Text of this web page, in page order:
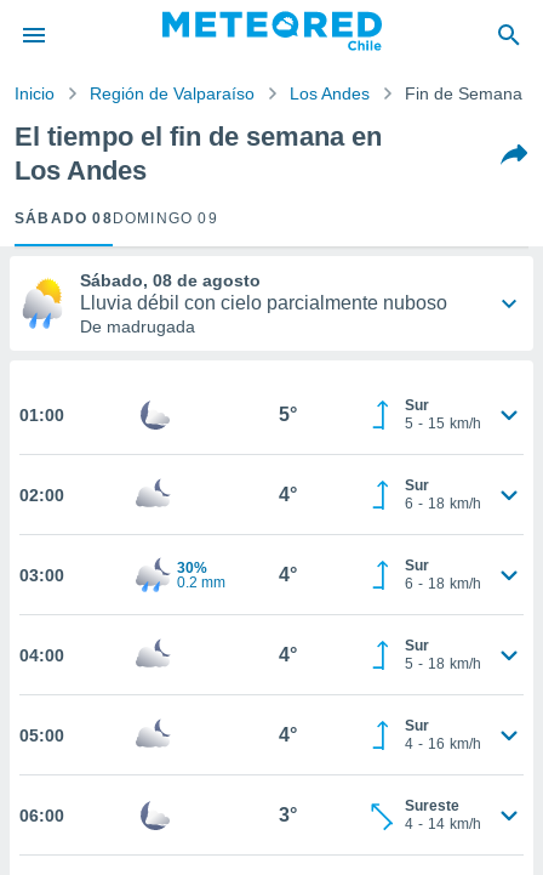
por
para
la
calidad.
a este
y
digital
seguir
a la
todas
nuestros
CONFIGURACIÓN
Inicio Región de Valparaíso Los Andes Fin de Semana
El tiempo el fin de semana en
Los Andes
SÁBADO 08 DOMINGO 09
Sábado, 08 de agosto
Lluvia débil con cielo parcialmente nuboso
De madrugada
Oeste 9-25 km/h
Probabilidad30%
01:00 5°
Sur
5 - 15 km/h
02:00 4°
Sur
6 - 18 km/h
03:00
30%
0.2 mm
4°
Sur
6 - 18 km/h
04:00 4°
Sur
5 - 18 km/h
05:00 4°
Sur
4 - 16 km/h
06:00 3°
Sureste
4 - 14 km/h